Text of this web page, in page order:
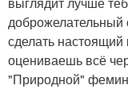
доброжелательный
сделать настоящий
оцениваешь всё
"Природной"